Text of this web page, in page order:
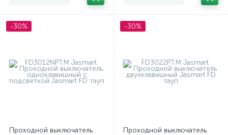
-30%
Проходной выключатель
-30%
Проходной выключатель